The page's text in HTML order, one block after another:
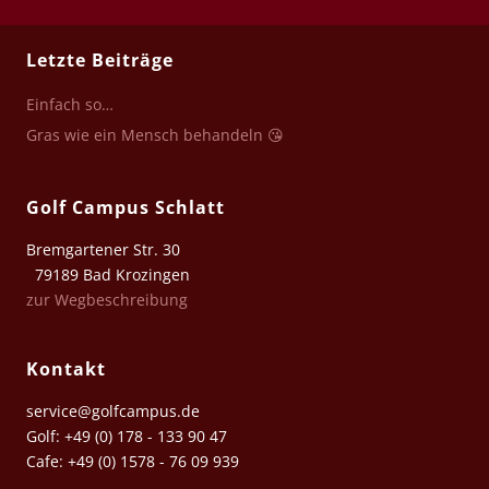
Letzte Beiträge
Einfach so…
Gras wie ein Mensch behandeln 😘
Golf Campus Schlatt
Bremgartener Str. 30
79189 Bad Krozingen
zur Wegbeschreibung
Kontakt
service@golfcampus.de
Golf: +49 (0) 178 - 133 90 47
Cafe: +49 (0) 1578 - 76 09 939